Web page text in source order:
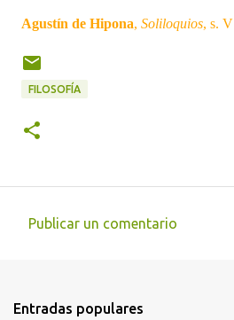
Agustín de Hipona, Soliloquios, s. V
FILOSOFÍA
Publicar un comentario
Entradas populares